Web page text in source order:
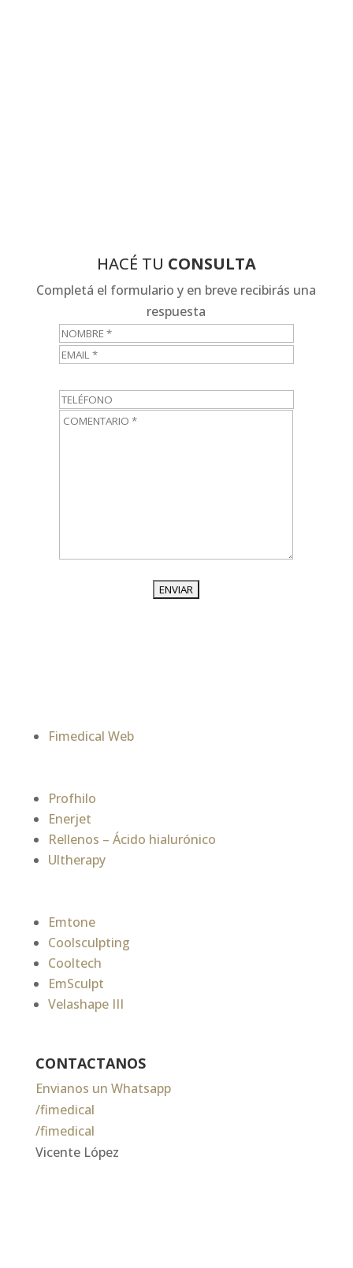
HACÉ TU CONSULTA
Completá el formulario y en breve recibirás una
respuesta
Fimedical Web
Profhilo
Enerjet
Rellenos – Ácido hialurónico
Ultherapy
Emtone
Coolsculpting
Cooltech
EmSculpt
Velashape III
CONTACTANOS
Envianos un Whatsapp
/fimedical
/fimedical
Vicente López